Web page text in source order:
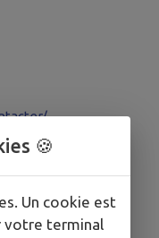
🍪
Un cookie est
votre terminal